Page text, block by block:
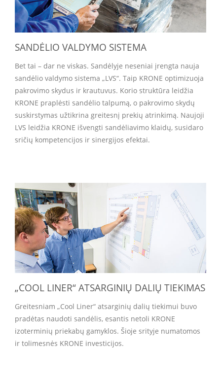
SANDĖLIO VALDYMO SISTEMA
Bet tai – dar ne viskas. Sandėlyje neseniai įrengta nauja
sandėlio valdymo sistema „LVS“. Taip KRONE optimizuoja
pakrovimo skydus ir krautuvus. Korio struktūra leidžia
KRONE praplėsti sandėlio talpumą, o pakrovimo skydų
suskirstymas užtikrina greitesnį prekių atrinkimą. Naujoji
LVS leidžia KRONE išvengti sandėliavimo klaidų, susidaro
sričių kompetencijos ir sinergijos efektai.
„COOL LINER“ ATSARGINIŲ DALIŲ TIEKIMAS
Greitesniam „Cool Liner“ atsarginių dalių tiekimui buvo
pradėtas naudoti sandėlis, esantis netoli KRONE
izoterminių priekabų gamyklos. Šioje srityje numatomos
ir tolimesnės KRONE investicijos.